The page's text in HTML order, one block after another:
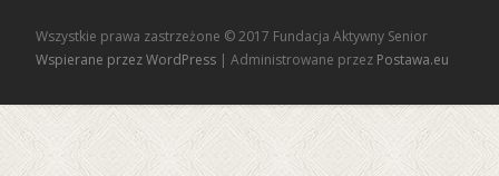
Wszystkie prawa zastrzeżone © 2017 Fundacja Aktywny Senior
Wspierane przez WordPress | Administrowane przez Postawa.eu